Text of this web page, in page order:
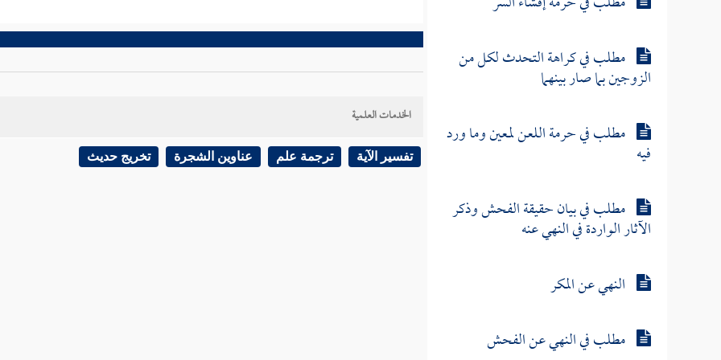
مطلب في كراهة التحدث لكل من
الزوجين بما صار بينهما
مطلب في حرمة اللعن لمعين وما ورد
فيه
مطلب في بيان حقيقة الفحش وذكر
الآثار الواردة في النهي عنه
النهي عن المكر
مطلب في النهي عن الفحش
الخدمات العلمية
تفسير الآية ترجمة علم عناوين الشجرة تخريج حديث